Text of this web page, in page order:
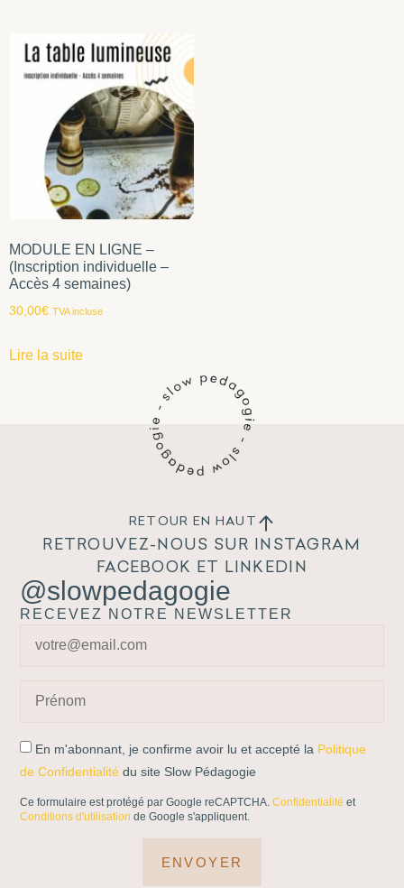
MODULE EN LIGNE –
(Inscription individuelle –
Accès 4 semaines)
30,00€ TVA incluse
Lire la suite
RETROUVEZ-NOUS SUR INSTAGRAM
FACEBOOK ET LINKEDIN
@slowpedagogie
RECEVEZ NOTRE NEWSLETTER
En m'abonnant, je confirme avoir lu et accepté la Politique
de Confidentialité du site Slow Pédagogie
Ce formulaire est protégé par Google reCAPTCHA.Confidentialité et
Conditions d'utilisation de Google s'appliquent.
ENVOYER
RETOUR EN HAUT